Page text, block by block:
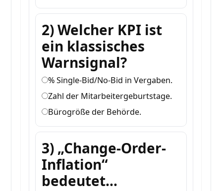
2) Welcher KPI ist
ein klassisches
Warnsignal?
% Single-Bid/No-Bid in Vergaben.
Zahl der Mitarbeitergeburtstage.
Bürogröße der Behörde.
3) „Change-Order-
Inflation“
bedeutet…